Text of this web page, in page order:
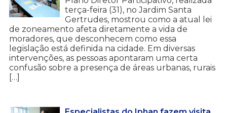
terça-feira (31), no Jardim Santa
Gertrudes, mostrou como a atual lei
de zoneamento afeta diretamente a vida de
moradores, que desconhecem como essa
legislação está definida na cidade. Em diversas
intervenções, as pessoas apontaram uma certa
confusão sobre a presença de áreas urbanas, rurais
[…]